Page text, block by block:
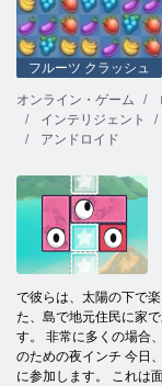
フルーツ クラッシュ
オンライン・ゲーム
インテリジェント
アンドロイド
で彼らは、太陽の下で
た、島で地元住民に家
す。 非常に多くの場合
のための夜インチ 今日
に参加します。 これは